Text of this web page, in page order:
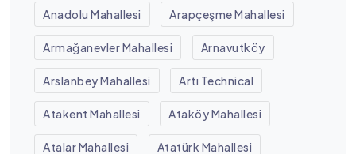
Anadolu Mahallesi Arapçeşme Mahallesi
Armağanevler Mahallesi Arnavutköy
Arslanbey Mahallesi Artı Technical
Atakent Mahallesi Ataköy Mahallesi
Atalar Mahallesi Atatürk Mahallesi